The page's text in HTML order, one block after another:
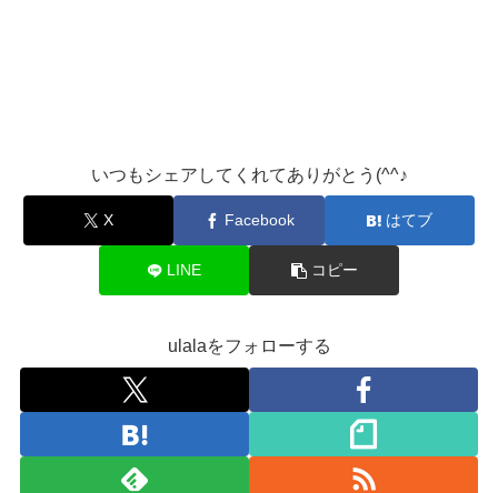
いつもシェアしてくれてありがとう(^^♪
X Facebook はてブ
LINE コピー
ulalaをフォローする